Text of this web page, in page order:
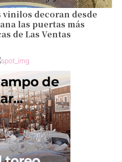
decoran desde
las puertas más
de Las Ventas